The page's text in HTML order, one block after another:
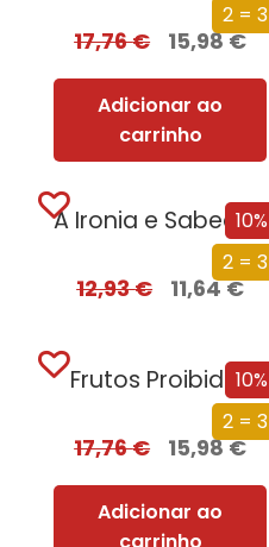
2 = 3
17,76€ 15,98€
Adicionar ao
carrinho
10%
2 = 3
A Ironia e Sabedoria de Tyrion Lannister
12,93€ 11,64€
10%
2 = 3
Frutos Proibidos
17,76€ 15,98€
Adicionar ao